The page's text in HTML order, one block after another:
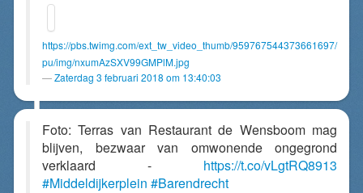
https://pbs.twimg.com/ext_tw_video_thumb/959767544373661697/
pu/img/nxumAzSXV99GMPlM.jpg
Zaterdag 3 februari 2018 om 13:40:03
Foto: Terras van Restaurant de Wensboom mag
blijven, bezwaar van omwonende ongegrond
verklaard - https://t.co/vLgtRQ8913
#Middeldijkerplein #Barendrecht